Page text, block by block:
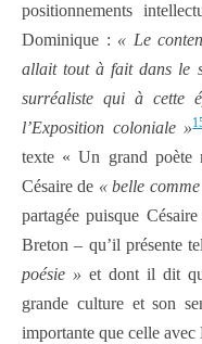
positionnements
Dominique : « Le
allait tout à fait dans le
surréaliste qui à cette
l’Exposition coloniale »
texte « Un grand poète
Césaire de « belle
partagée puisque
Breton – qu’il présente
poésie » et dont il dit
grande culture et son
importante que celle